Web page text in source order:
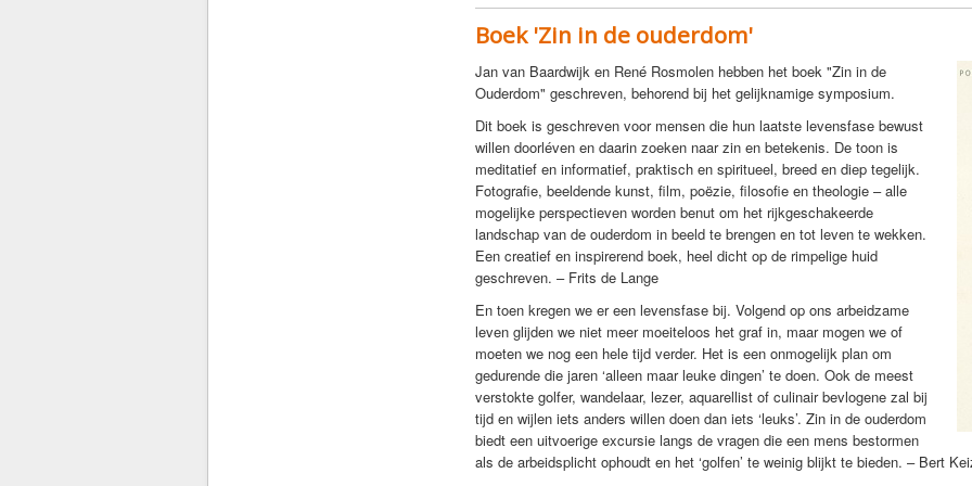
Boek 'Zin in de ouderdom'
Jan van Baardwijk en René Rosmolen hebben het boek "Zin in de
Ouderdom" geschreven, behorend bij het gelijknamige symposium.
Dit boek is geschreven voor mensen die hun laatste levensfase bewust
willen doorléven en daarin zoeken naar zin en betekenis. De toon is
meditatief en informatief, praktisch en spiritueel, breed en diep tegelijk.
Fotografie, beeldende kunst, film, poëzie, filosofie en theologie – alle
mogelijke perspectieven worden benut om het rijkgeschakeerde
landschap van de ouderdom in beeld te brengen en tot leven te wekken.
Een creatief en inspirerend boek, heel dicht op de rimpelige huid
geschreven. – Frits de Lange
En toen kregen we er een levensfase bij. Volgend op ons arbeidzame
leven glijden we niet meer moeiteloos het graf in, maar mogen we of
moeten we nog een hele tijd verder. Het is een onmogelijk plan om
gedurende die jaren ‘alleen maar leuke dingen’ te doen. Ook de meest
verstokte golfer, wandelaar, lezer, aquarellist of culinair bevlogene zal bij
tijd en wijlen iets anders willen doen dan iets ‘leuks’. Zin in de ouderdom
biedt een uitvoerige excursie langs de vragen die een mens bestormen
als de arbeidsplicht ophoudt en het ‘golfen’ te weinig blijkt te bieden. – Bert